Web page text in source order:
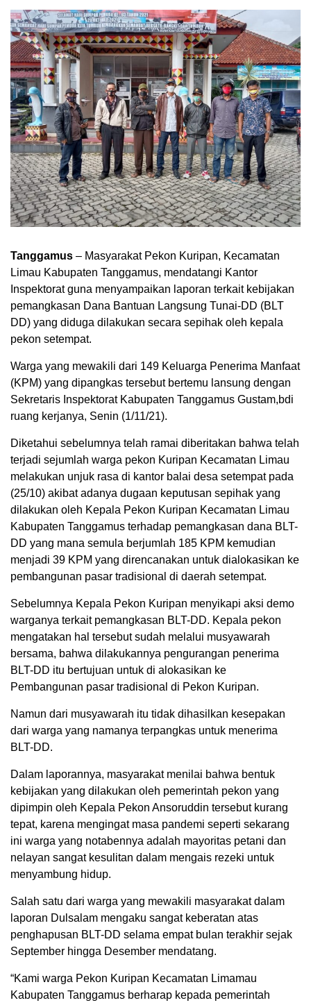
Tanggamus – Masyarakat Pekon Kuripan, Kecamatan
Limau Kabupaten Tanggamus, mendatangi Kantor
Inspektorat guna menyampaikan laporan terkait kebijakan
pemangkasan Dana Bantuan Langsung Tunai-DD (BLT
DD) yang diduga dilakukan secara sepihak oleh kepala
pekon setempat.
Warga yang mewakili dari 149 Keluarga Penerima Manfaat
(KPM) yang dipangkas tersebut bertemu lansung dengan
Sekretaris Inspektorat Kabupaten Tanggamus Gustam,bdi
ruang kerjanya, Senin (1/11/21).
Diketahui sebelumnya telah ramai diberitakan bahwa telah
terjadi sejumlah warga pekon Kuripan Kecamatan Limau
melakukan unjuk rasa di kantor balai desa setempat pada
(25/10) akibat adanya dugaan keputusan sepihak yang
dilakukan oleh Kepala Pekon Kuripan Kecamatan Limau
Kabupaten Tanggamus terhadap pemangkasan dana BLT-
DD yang mana semula berjumlah 185 KPM kemudian
menjadi 39 KPM yang direncanakan untuk dialokasikan ke
pembangunan pasar tradisional di daerah setempat.
Sebelumnya Kepala Pekon Kuripan menyikapi aksi demo
warganya terkait pemangkasan BLT-DD. Kepala pekon
mengatakan hal tersebut sudah melalui musyawarah
bersama, bahwa dilakukannya pengurangan penerima
BLT-DD itu bertujuan untuk di alokasikan ke
Pembangunan pasar tradisional di Pekon Kuripan.
Namun dari musyawarah itu tidak dihasilkan kesepakan
dari warga yang namanya terpangkas untuk menerima
BLT-DD.
Dalam laporannya, masyarakat menilai bahwa bentuk
kebijakan yang dilakukan oleh pemerintah pekon yang
dipimpin oleh Kepala Pekon Ansoruddin tersebut kurang
tepat, karena mengingat masa pandemi seperti sekarang
ini warga yang notabennya adalah mayoritas petani dan
nelayan sangat kesulitan dalam mengais rezeki untuk
menyambung hidup.
Salah satu dari warga yang mewakili masyarakat dalam
laporan Dulsalam mengaku sangat keberatan atas
penghapusan BLT-DD selama empat bulan terakhir sejak
September hingga Desember mendatang.
“Kami warga Pekon Kuripan Kecamatan Limamau
Kabupaten Tanggamus berharap kepada pemerintah